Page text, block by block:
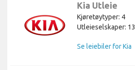
Kia Utleie
Kjøretøytyper: 4
Utleieselskaper: 13
Se leiebiler for Kia